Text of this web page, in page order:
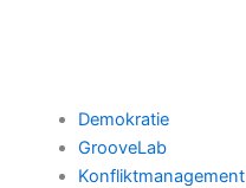
Demokratie
GrooveLab
Konfliktmanagement